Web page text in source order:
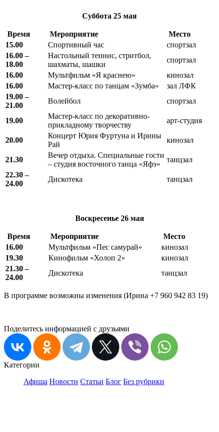
Суббота 25 мая
Время Мероприятие
Место
15.00
Спортивный час
спортзал
16.00 –
18.00
Настольный теннис, стритбол,
шахматы, шашки
спортзал
16.00
Мультфильм «Я краснею»
кинозал
16.00
Мастер-класс по танцам «Зумба»
зал ЛФК
19.00 –
21.00
Волейбол спортзал
19.00
Мастер-класс по декоративно-
прикладному творчеству
арт-студия
20.00
Концерт Юрия Фуртуна и Ирины
Рай
кинозал
21.30
Вечер отдыха. Специальные гости
– студия восточного танца «Яфэ»
танцзал
22.30 –
24.00
Дискотека танцзал
Воскресенье 26 мая
Время Мероприятие
Место
16.00
Мультфильм «Пес самурай»
кинозал
19.30
Кинофильм «Холоп 2»
кинозал
21.30 –
24.00
Дискотека танцзал
В программе возможны изменения (Ирина +7 960 942 83 19)
Поделитесь информацией с друзьями
Категории
Афиша Новости Статьи Блог Без рубрики